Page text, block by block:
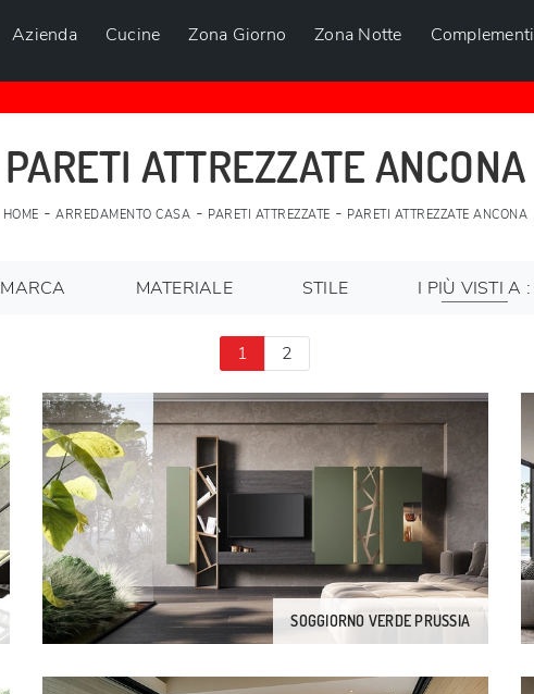
Azienda Cucine Zona Giorno Zona Notte Complementi
PARETI ATTREZZATE ANCONA
HOME -ARREDAMENTO CASA - PARETI ATTREZZATE - PARETI ATTREZZATE ANCONA
MARCA MATERIALE STILE I PIÙ VISTI A :
1 2
SOGGIORNO VERDE PRUSSIA